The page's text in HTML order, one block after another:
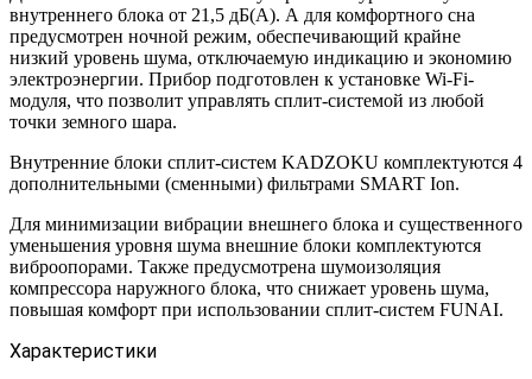
внутреннего блока от 21,5 дБ(А). А для комфортного сна
предусмотрен ночной режим, обеспечивающий крайне
низкий уровень шума, отключаемую индикацию и экономию
электроэнергии. Прибор подготовлен к установке Wi-Fi-
модуля, что позволит управлять сплит-системой из любой
точки земного шара.
Внутренние блоки сплит-систем KADZOKU комплектуются 4
дополнительными (сменными) фильтрами SMART Ion.
Для минимизации вибрации внешнего блока и существенного
уменьшения уровня шума внешние блоки комплектуются
виброопорами. Также предусмотрена шумоизоляция
компрессора наружного блока, что снижает уровень шума,
повышая комфорт при использовании сплит-систем FUNAI.
Характеристики